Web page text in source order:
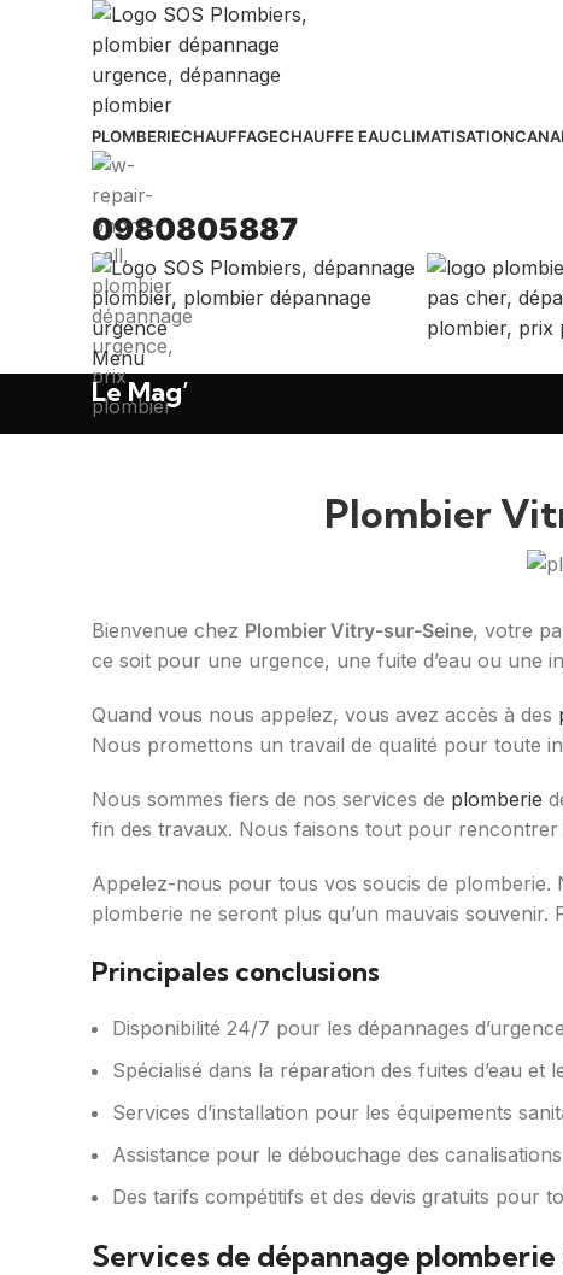
PLOMBERIECHAUFFAGECHAUFFE EAUCLIMATISATION
0980805887
Menu
Le Mag’
Plombier
Bienvenue chez Plombier Vitry-sur-Seine, votre
ce soit pour une urgence, une fuite d’eau ou une
Quand vous nous appelez, vous avez accès à des
Nous promettons un travail de qualité pour toute
Nous sommes fiers de nos services de plomberie
fin des travaux. Nous faisons tout pour rencontrer
Appelez-nous pour tous vos soucis de plomberie.
plomberie ne seront plus qu’un mauvais
Principales conclusions
Disponibilité 24/7 pour les dépannages
Spécialisé dans la réparation des fuites d’eau et
Services d’installation pour les équipements
Assistance pour le débouchage des
Des tarifs compétitifs et des devis gratuits pour
Services de dépannage